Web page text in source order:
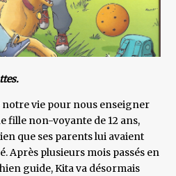
notre vie pour nous enseigner
fille non-voyante de 12 ans,
que ses parents lui avaient
Après plusieurs mois passés en
guide, Kita va désormais